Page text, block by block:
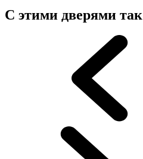
С этими дверями